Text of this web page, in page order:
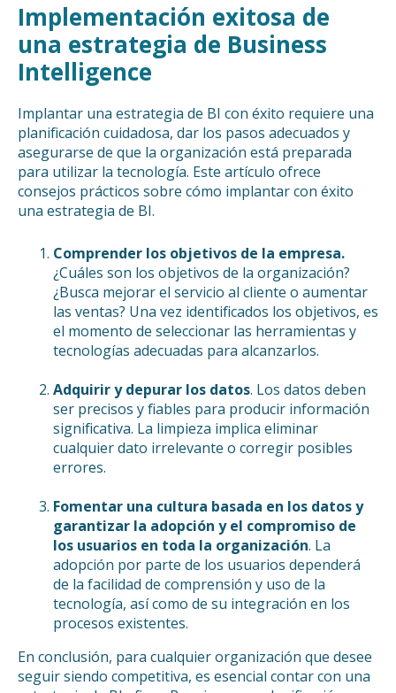
Implementación exitosa de
una estrategia de Business
Intelligence
Implantar una estrategia de BI con éxito requiere una
planificación cuidadosa, dar los pasos adecuados y
asegurarse de que la organización está preparada
para utilizar la tecnología. Este artículo ofrece
consejos prácticos sobre cómo implantar con éxito
una estrategia de BI.
Comprender los objetivos de la empresa.
¿Cuáles son los objetivos de la organización?
¿Busca mejorar el servicio al cliente o aumentar
las ventas? Una vez identificados los objetivos, es
el momento de seleccionar las herramientas y
tecnologías adecuadas para alcanzarlos.
Adquirir y depurar los datos. Los datos deben
ser precisos y fiables para producir información
significativa. La limpieza implica eliminar
cualquier dato irrelevante o corregir posibles
errores.
Fomentar una cultura basada en los datos y
garantizar la adopción y el compromiso de
los usuarios en toda la organización. La
adopción por parte de los usuarios dependerá
de la facilidad de comprensión y uso de la
tecnología, así como de su integración en los
procesos existentes.
En conclusión, para cualquier organización que desee
seguir siendo competitiva, es esencial contar con una